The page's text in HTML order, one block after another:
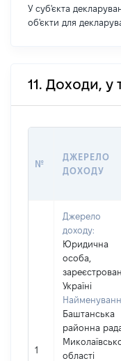
У суб'єкта
об'єкти для
11. Доходи, у
№
ДЖЕРЕЛО
ДОХОДУ
1
Джерело
доходу:
Юридична
особа,
Україні
Баштанська
районна
області